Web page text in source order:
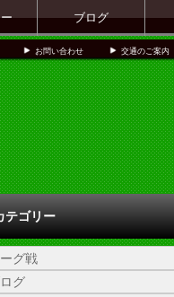
ブログ
お問い合わせ 交通のご案内
テゴリー
グ戦
グ